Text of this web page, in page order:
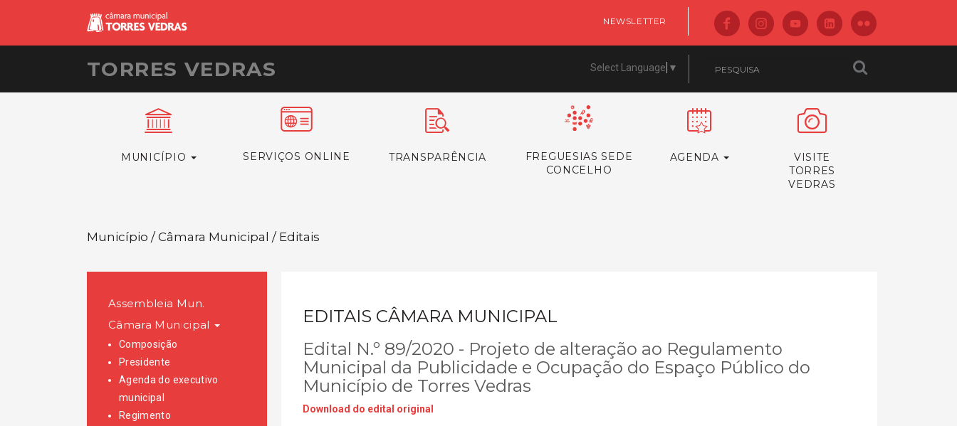
NEWSLETTER
TORRES VEDRAS Select Language ▼
MUNICÍPIO SERVIÇOS ONLINE TRANSPARÊNCIA
FREGUESIAS SEDE
CONCELHO
AGENDA
VISITE
TORRES
VEDRAS
Município / Câmara Municipal / Editais
Assembleia Mun.
Câmara Municipal
Composição
Presidente
Agenda do executivo
municipal
Regimento
EDITAIS CÂMARA MUNICIPAL
Edital N.º 89/2020 - Projeto de alteração ao Regulamento
Municipal da Publicidade e Ocupação do Espaço Público do
Município de Torres Vedras
Download do edital original